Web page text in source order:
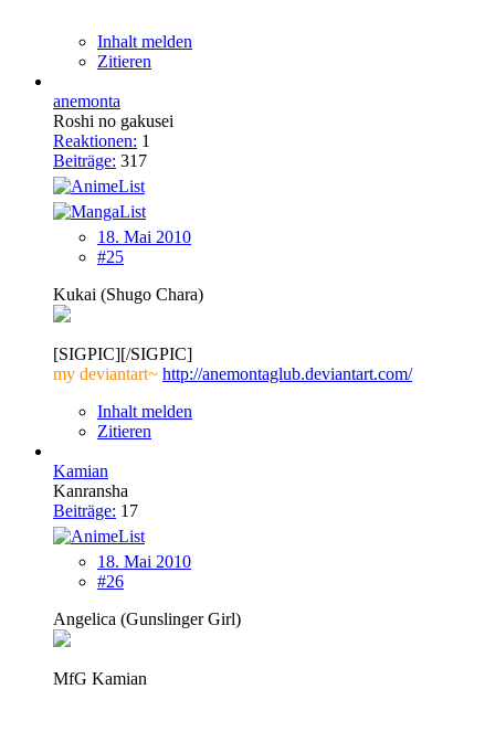
Inhalt melden
Zitieren
anemonta
Roshi no gakusei
Reaktionen: 1
Beiträge: 317
18. Mai 2010
#25
Kukai (Shugo Chara)
[SIGPIC][/SIGPIC]
my deviantart~ http://anemontaglub.deviantart.com/
Inhalt melden
Zitieren
Kamian
Kanransha
Beiträge: 17
18. Mai 2010
#26
Angelica (Gunslinger Girl)
MfG Kamian